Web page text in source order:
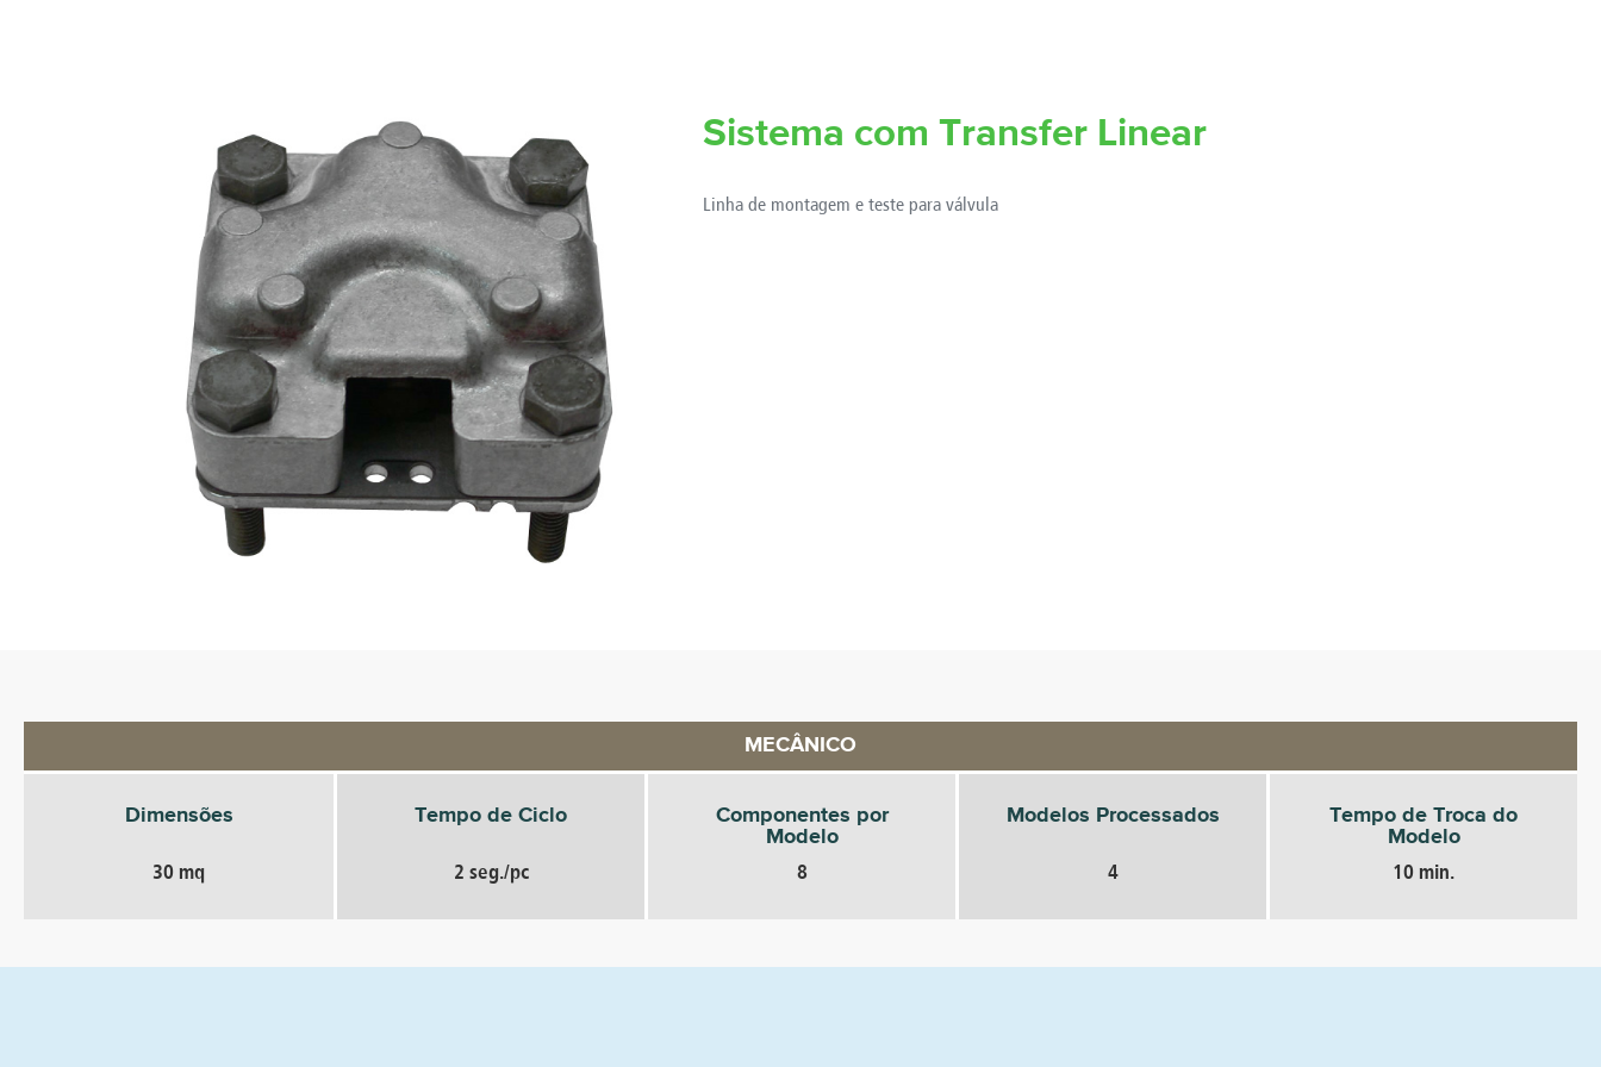
Sistema com Transfer Linear
Linha de montagem e teste para válvula
MECÂNICO
Dimensões
30 mq
Tempo de Ciclo
2 seg./pc
Componentes por
Modelo
8
Modelos Processados
4
Tempo de Troca do
Modelo
10 min.